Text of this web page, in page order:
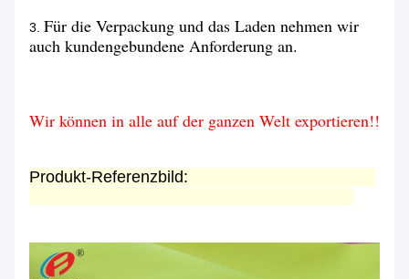
3. Für die Verpackung und das Laden nehmen wir
auch kundengebundene Anforderung an.
Wir können in alle auf der ganzen Welt exportieren!!
Produkt-Referenzbild: